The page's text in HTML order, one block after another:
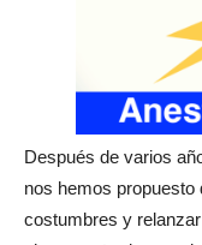
Después de varios
nos hemos propuesto
costumbres y